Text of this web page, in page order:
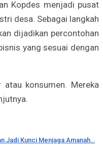
Kopdes menjadi pusat
desa. Sebagai langkah
dijadikan percontohan
yang sesuai dengan
atau konsumen. Mereka
Jadi Kunci Menjaga Amanah…